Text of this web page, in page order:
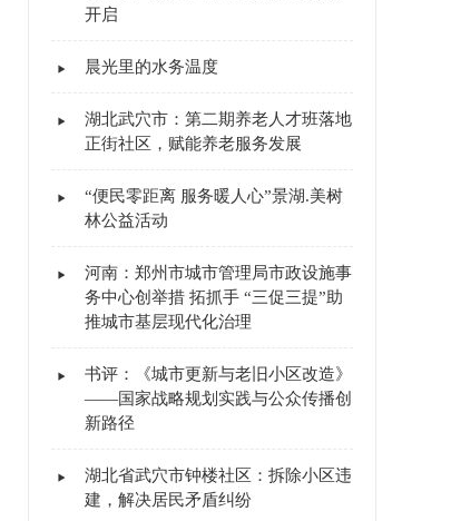
开启
晨光里的水务温度
湖北武穴市：第二期养老人才班落地
正街社区，赋能养老服务发展
“便民零距离 服务暖人心”景湖.美树
林公益活动
河南：郑州市城市管理局市政设施事
务中心创举措 拓抓手 “三促三提”助
推城市基层现代化治理
书评：《城市更新与老旧小区改造》
——国家战略规划实践与公众传播创
新路径
湖北省武穴市钟楼社区：拆除小区违
建，解决居民矛盾纠纷